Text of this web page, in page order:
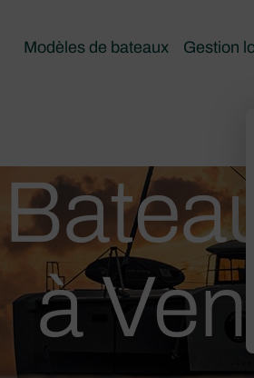
Modèles de bateaux Gestion
à